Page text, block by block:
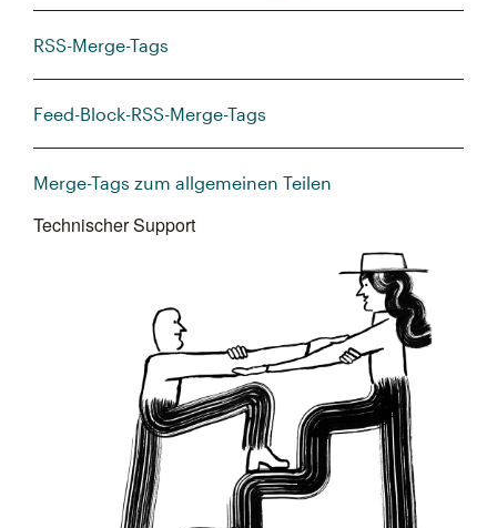
RSS-Merge-Tags
Feed-Block-RSS-Merge-Tags
Merge-Tags zum allgemeinen Teilen
Technischer Support